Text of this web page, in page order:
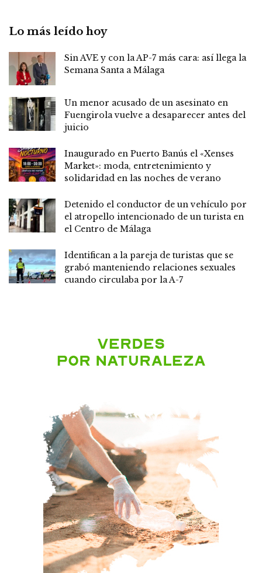
Lo más leído hoy
Sin AVE y con la AP-7 más cara: así llega la
Semana Santa a Málaga
Un menor acusado de un asesinato en
Fuengirola vuelve a desaparecer antes del
juicio
Inaugurado en Puerto Banús el «Xenses
Market»: moda, entretenimiento y
solidaridad en las noches de verano
Detenido el conductor de un vehículo por
el atropello intencionado de un turista en
el Centro de Málaga
Identifican a la pareja de turistas que se
grabó manteniendo relaciones sexuales
cuando circulaba por la A-7